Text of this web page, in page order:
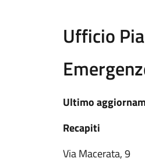
Ufficio
Ultimo
Recapiti
Via Macerata, 9